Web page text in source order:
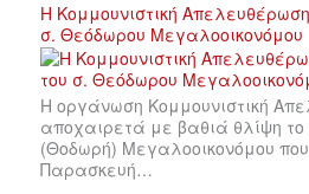
Η Κομμουνιστική
σ. Θεόδωρου Μεγαλοοικονόμου
Η οργάνωση Κομμουνιστική
αποχαιρετά με βαθιά θλίψη
(Θοδωρή) Μεγαλοοικονόμου
Παρασκευή…